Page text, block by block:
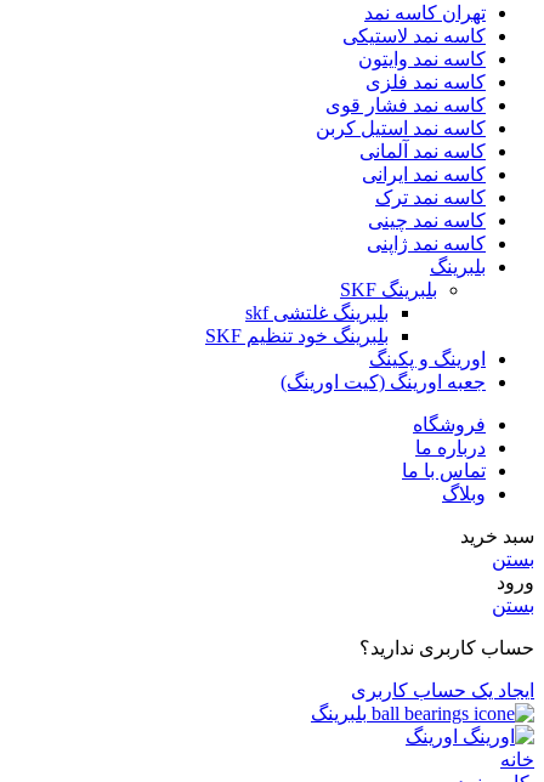
تهران کاسه نمد
کاسه نمد لاستیکی
کاسه نمد وایتون
کاسه نمد فلزی
کاسه نمد فشار قوی
کاسه نمد استیل کربن
کاسه نمد آلمانی
کاسه نمد ایرانی
کاسه نمد ترک
کاسه نمد چینی
کاسه نمد ژاپنی
بلبرینگ
بلبرینگ SKF
بلبرینگ غلتشی skf
بلبرینگ خود تنظیم SKF
اورینگ و پکینگ
جعبه اورینگ (کیت اورینگ)
فروشگاه
درباره ما
تماس با ما
وبلاگ
سبد خرید
بستن
ورود
بستن
حساب کاربری ندارید؟
ایجاد یک حساب کاربری
بلبرینگ
اورینگ
خانه